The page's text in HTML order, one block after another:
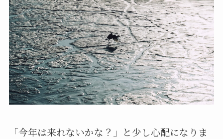
「今年は来れないかな？」と少し心配になりま